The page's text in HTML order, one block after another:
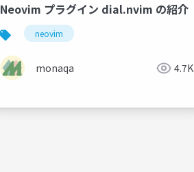
Neovim プラグイン dial.nvim の紹介
neovim
monaqa 4.7K